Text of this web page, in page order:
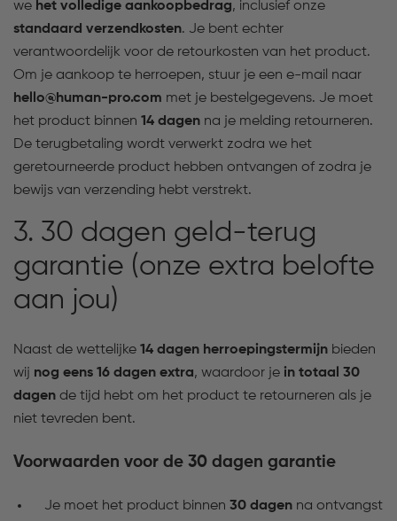
we het volledige aankoopbedrag, inclusief onze
standaard verzendkosten. Je bent echter
verantwoordelijk voor de retourkosten van het product.
Om je aankoop te herroepen, stuur je een e-mail naar
hello@human-pro.com met je bestelgegevens. Je moet
het product binnen 14 dagen na je melding retourneren.
De terugbetaling wordt verwerkt zodra we het
geretourneerde product hebben ontvangen of zodra je
bewijs van verzending hebt verstrekt.
3. 30 dagen geld-terug
garantie (onze extra belofte
aan jou)
Naast de wettelijke 14 dagen herroepingstermijn bieden
wij nog eens 16 dagen extra, waardoor je in totaal 30
dagen de tijd hebt om het product te retourneren als je
niet tevreden bent.
Voorwaarden voor de 30 dagen garantie
Je moet het product binnen 30 dagen na ontvangst